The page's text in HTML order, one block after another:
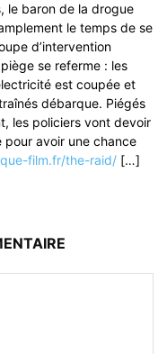
le baron de la drogue
le temps de se
d’intervention
se referme : les
est coupée et
débarque. Piégés
les policiers vont devoir
avoir une chance
film.fr/the-raid/ […]